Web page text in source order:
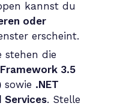
kannst du
oder
erscheint.
stehen die
3.5
sowie .NET
Services. Stelle